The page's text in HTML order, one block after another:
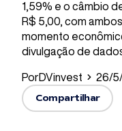
1,59% e o câmbio
R$ 5,00, com
momento
divulgação de
PorDVinvest 26/
Compartilhar